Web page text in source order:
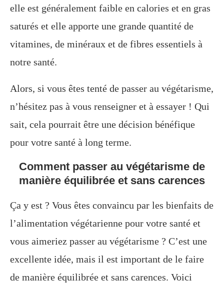
elle est généralement faible en calories et en gras
saturés et elle apporte une grande quantité de
vitamines, de minéraux et de fibres essentiels à
notre santé.
Alors, si vous êtes tenté de passer au végétarisme,
n’hésitez pas à vous renseigner et à essayer ! Qui
sait, cela pourrait être une décision bénéfique
pour votre santé à long terme.
Comment passer au végétarisme de
manière équilibrée et sans carences
Ça y est ? Vous êtes convaincu par les bienfaits de
l’alimentation végétarienne pour votre santé et
vous aimeriez passer au végétarisme ? C’est une
excellente idée, mais il est important de le faire
de manière équilibrée et sans carences. Voici